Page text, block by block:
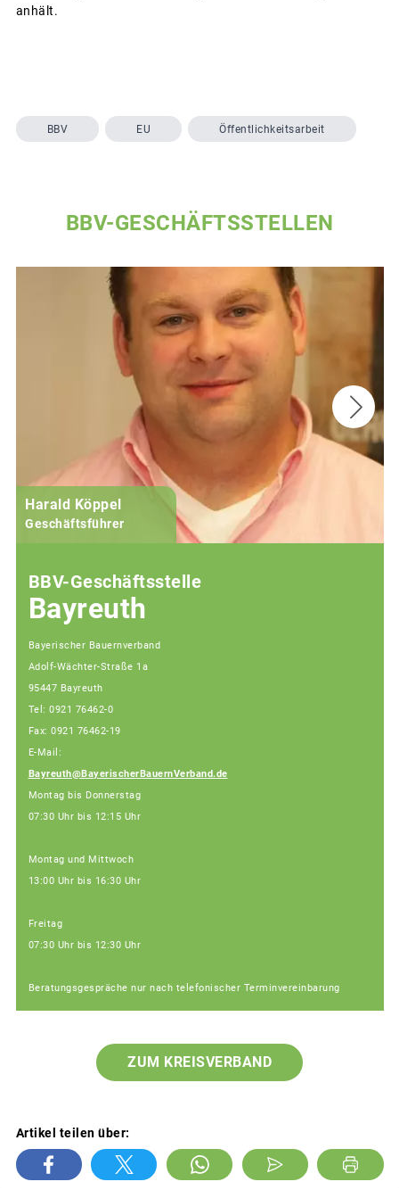
anhält.
BBV EU Öffentlichkeitsarbeit
BBV-GESCHÄFTSSTELLEN
Harald Köppel
Geschäftsführer
BBV-Geschäftsstelle
Bayreuth
Bayerischer Bauernverband
Adolf-Wächter-Straße 1a
95447 Bayreuth
Tel: 0921 76462-0
Fax: 0921 76462-19
E-Mail:
Bayreuth@BayerischerBauernVerband.de
Montag bis Donnerstag
07:30 Uhr bis 12:15 Uhr
Montag und Mittwoch
13:00 Uhr bis 16:30 Uhr
Freitag
07:30 Uhr bis 12:30 Uhr
Beratungsgespräche nur nach telefonischer Terminvereinbarung
ZUM KREISVERBAND
Artikel teilen über: